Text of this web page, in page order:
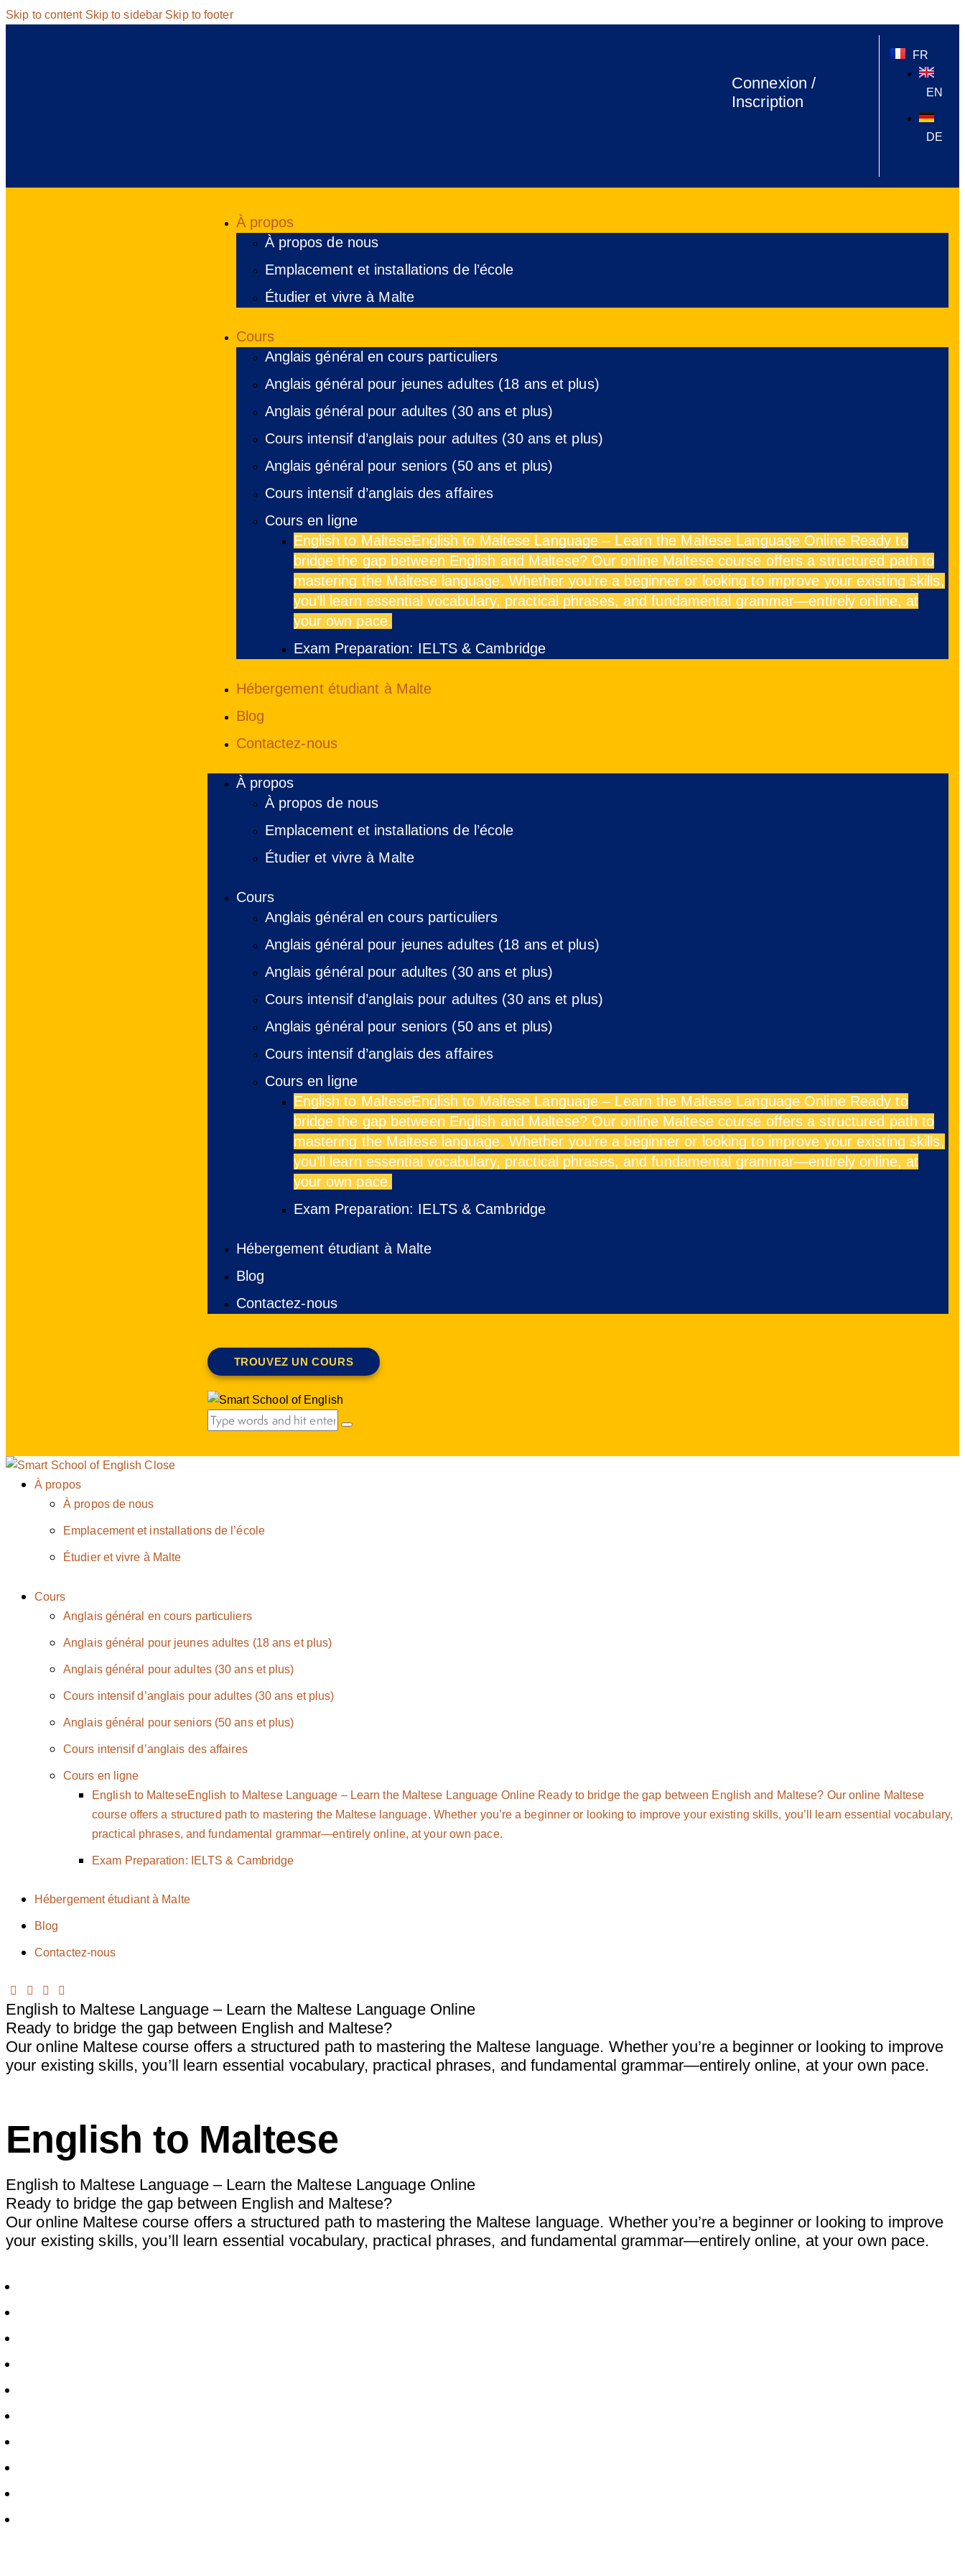
Skip to content Skip to sidebar Skip to footer
Connexion /
Inscription
FR
EN
DE
À propos
À propos de nous
Emplacement et installations de l’école
Étudier et vivre à Malte
Cours
Anglais général en cours particuliers
Anglais général pour jeunes adultes (18 ans et plus)
Anglais général pour adultes (30 ans et plus)
Cours intensif d’anglais pour adultes (30 ans et plus)
Anglais général pour seniors (50 ans et plus)
Cours intensif d’anglais des affaires
Cours en ligne
English to MalteseEnglish to Maltese Language – Learn the Maltese Language Online Ready to
bridge the gap between English and Maltese? Our online Maltese course offers a structured path to
mastering the Maltese language. Whether you’re a beginner or looking to improve your existing skills,
you’ll learn essential vocabulary, practical phrases, and fundamental grammar—entirely online, at
your own pace.
Exam Preparation: IELTS & Cambridge
Hébergement étudiant à Malte
Blog
Contactez-nous
À propos
À propos de nous
Emplacement et installations de l’école
Étudier et vivre à Malte
Cours
Anglais général en cours particuliers
Anglais général pour jeunes adultes (18 ans et plus)
Anglais général pour adultes (30 ans et plus)
Cours intensif d’anglais pour adultes (30 ans et plus)
Anglais général pour seniors (50 ans et plus)
Cours intensif d’anglais des affaires
Cours en ligne
English to MalteseEnglish to Maltese Language – Learn the Maltese Language Online Ready to
bridge the gap between English and Maltese? Our online Maltese course offers a structured path to
mastering the Maltese language. Whether you’re a beginner or looking to improve your existing skills,
you’ll learn essential vocabulary, practical phrases, and fundamental grammar—entirely online, at
your own pace.
Exam Preparation: IELTS & Cambridge
Hébergement étudiant à Malte
Blog
Contactez-nous
TROUVEZ UN COURS
Close
À propos
À propos de nous
Emplacement et installations de l’école
Étudier et vivre à Malte
Cours
Anglais général en cours particuliers
Anglais général pour jeunes adultes (18 ans et plus)
Anglais général pour adultes (30 ans et plus)
Cours intensif d’anglais pour adultes (30 ans et plus)
Anglais général pour seniors (50 ans et plus)
Cours intensif d’anglais des affaires
Cours en ligne
English to MalteseEnglish to Maltese Language – Learn the Maltese Language Online Ready to bridge the gap between English and Maltese? Our online Maltese
course offers a structured path to mastering the Maltese language. Whether you’re a beginner or looking to improve your existing skills, you’ll learn essential vocabulary,
practical phrases, and fundamental grammar—entirely online, at your own pace.
Exam Preparation: IELTS & Cambridge
Hébergement étudiant à Malte
Blog
Contactez-nous
English to Maltese Language – Learn the Maltese Language Online
Ready to bridge the gap between English and Maltese?
Our online Maltese course offers a structured path to mastering the Maltese language. Whether you’re a beginner or looking to improve
your existing skills, you’ll learn essential vocabulary, practical phrases, and fundamental grammar—entirely online, at your own pace.
English to Maltese
English to Maltese Language – Learn the Maltese Language Online
Ready to bridge the gap between English and Maltese?
Our online Maltese course offers a structured path to mastering the Maltese language. Whether you’re a beginner or looking to improve
your existing skills, you’ll learn essential vocabulary, practical phrases, and fundamental grammar—entirely online, at your own pace.